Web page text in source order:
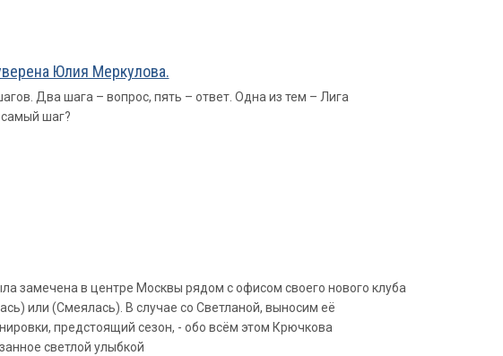
Юлия Меркулова.
Два шага – вопрос, пять – ответ. Одна из тем – Лига
шаг?
замечена в центре Москвы рядом с офисом своего нового клуба
или (Смеялась). В случае со Светланой, выносим её
предстоящий сезон, - обо всём этом Крючкова
светлой улыбкой